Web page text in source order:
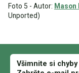
Foto 5 - Autor:
Unported)